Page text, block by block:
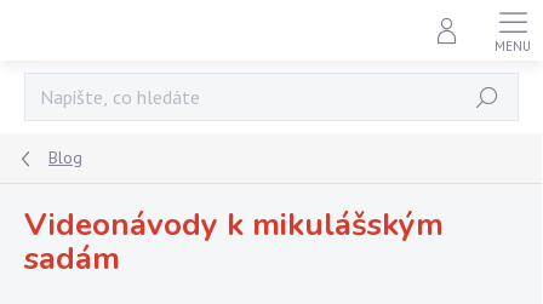
Hledat
Blog
Videonávody k mikulášským
sadám